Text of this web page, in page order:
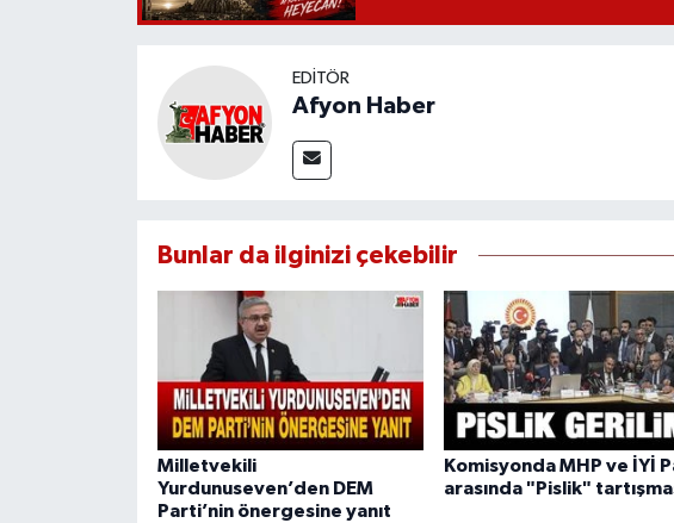
EDITÖR
Afyon Haber
Bunlar da ilginizi çekebilir
Milletvekili
Yurdunuseven’den DEM
Parti’nin önergesine yanıt
Komisyonda MHP ve İYİ
arasında "Pislik"